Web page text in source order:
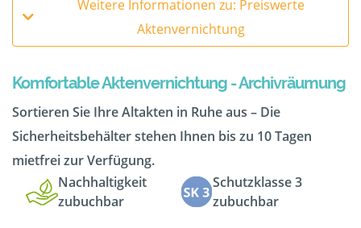
Weitere Informationen zu: Preiswerte
Aktenvernichtung
Komfortable Aktenvernichtung - Archivräumung
Sortieren Sie Ihre Altakten in Ruhe aus – Die
Sicherheitsbehälter stehen Ihnen bis zu 10 Tagen
mietfrei zur Verfügung.
Nachhaltigkeit
zubuchbar
Schutzklasse 3
zubuchbar